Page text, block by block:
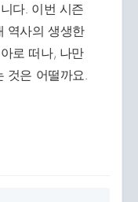
다. 이번 시즌
역사의 생생한
로 떠나, 나만
것은 어떨까요.